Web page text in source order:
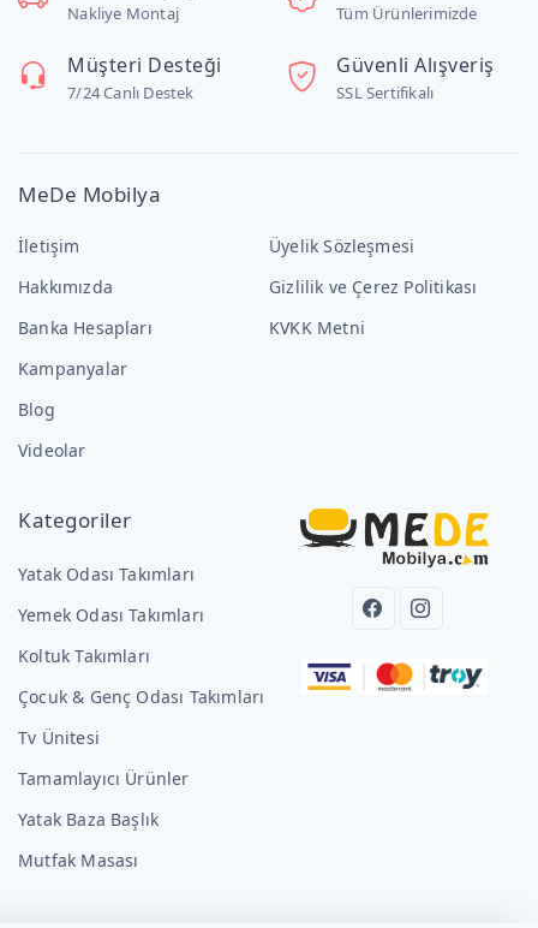
Nakliye Montaj Tüm Ürünlerimizde
Müşteri Desteği
7/24 Canlı Destek
Güvenli Alışveriş
SSL Sertifikalı
MeDe Mobilya
İletişim
Hakkımızda
Banka Hesapları
Kampanyalar
Blog
Videolar
Üyelik Sözleşmesi
Gizlilik ve Çerez Politikası
KVKK Metni
Kategoriler
Yatak Odası Takımları
Yemek Odası Takımları
Koltuk Takımları
Çocuk & Genç Odası Takımları
Tv Ünitesi
Tamamlayıcı Ürünler
Yatak Baza Başlık
Mutfak Masası